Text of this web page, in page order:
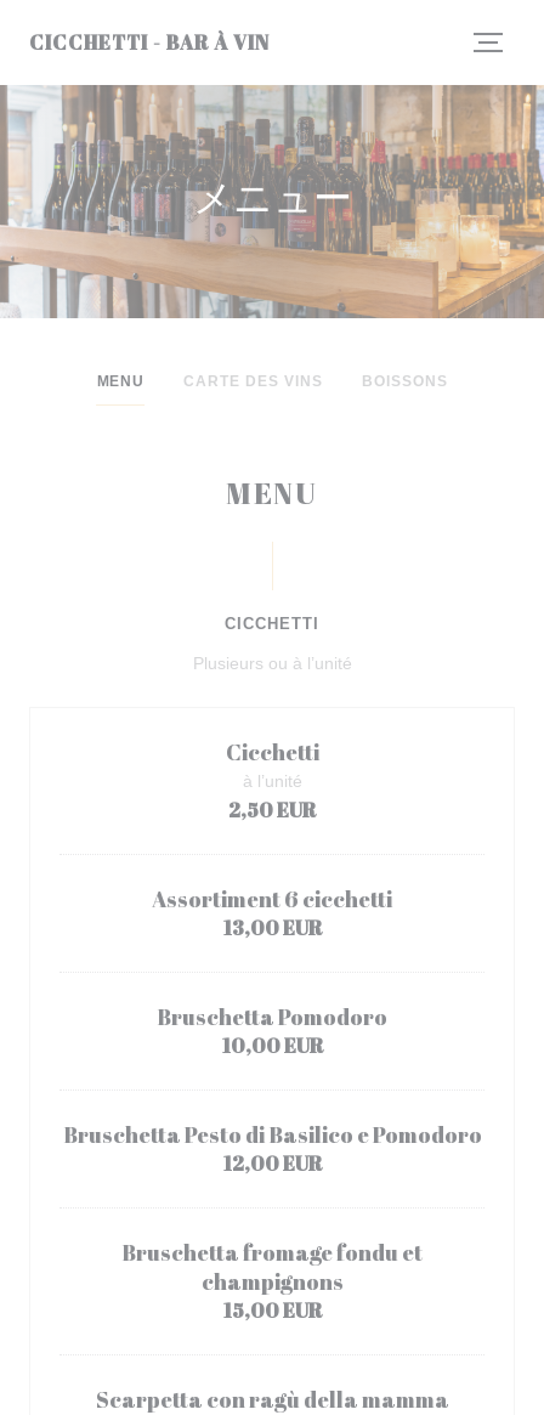
CICCHETTI - BAR À VIN
メニュー
MENU CARTE DES VINS BOISSONS
MENU
CICCHETTI
Plusieurs ou à l’unité
Cicchetti
à l’unité
2,50 EUR
Assortiment 6 cicchetti
13,00 EUR
Bruschetta Pomodoro
10,00 EUR
Bruschetta Pesto di Basilico e Pomodoro
12,00 EUR
Bruschetta fromage fondu et
champignons
15,00 EUR
Scarpetta con ragù della mamma